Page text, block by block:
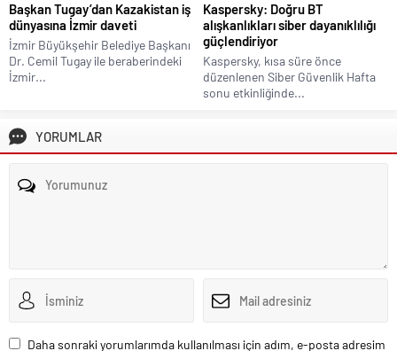
Başkan Tugay’dan Kazakistan iş
dünyasına İzmir daveti
İzmir Büyükşehir Belediye Başkanı
Dr. Cemil Tugay ile beraberindeki
İzmir...
Kaspersky: Doğru BT
alışkanlıkları siber dayanıklılığı
güçlendiriyor
Kaspersky, kısa süre önce
düzenlenen Siber Güvenlik Hafta
sonu etkinliğinde...
YORUMLAR
Daha sonraki yorumlarımda kullanılması için adım, e-posta adresim